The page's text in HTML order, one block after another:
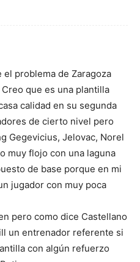
el problema de Zaragoza
que es una plantilla
calidad en su segunda
de cierto nivel pero
Gegevicius, Jelovac, Norel
muy flojo con una laguna
de base porque en mi
jugador con muy poca
pero como dice Castellano
un entrenador referente si
con algún refuerzo